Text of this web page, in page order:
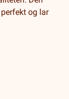
og lar